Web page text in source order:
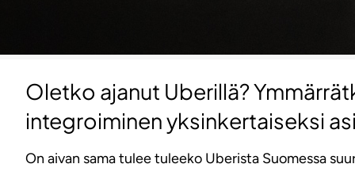
Oletko ajanut Uberillä?
integroiminen yksinkertaiseksi
On aivan sama tulee tuleeko Uberista Suomessa